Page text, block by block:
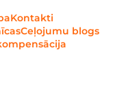
Kontakti
Ceļojumu blogs